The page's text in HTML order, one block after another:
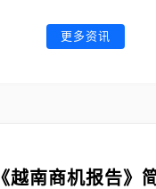
更多资讯
《越南商机报告》